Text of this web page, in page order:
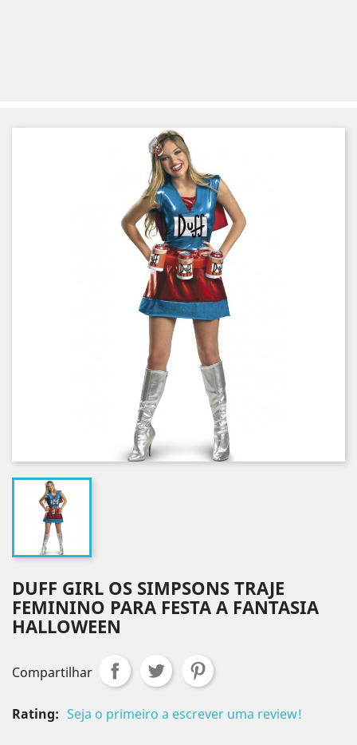
DUFF GIRL OS SIMPSONS TRAJE
FEMININO PARA FESTA A FANTASIA
HALLOWEEN
Compartilhar
Rating: Seja o primeiro a escrever uma review!